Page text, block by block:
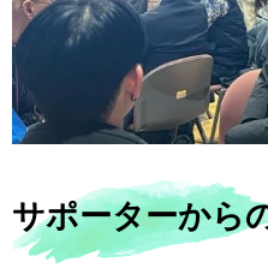
サポーターから